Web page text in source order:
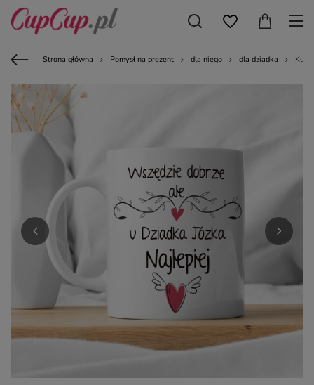
Strona główna Pomysł na prezent dla niego dla dziadka